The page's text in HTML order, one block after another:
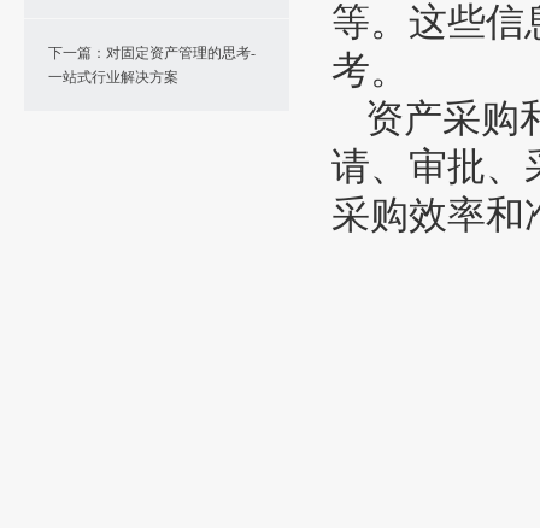
下一篇：对固定资产管理的思考-
一站式行业解决方案
等。这些信
考。
资产采购
请、审批、
采购效率和